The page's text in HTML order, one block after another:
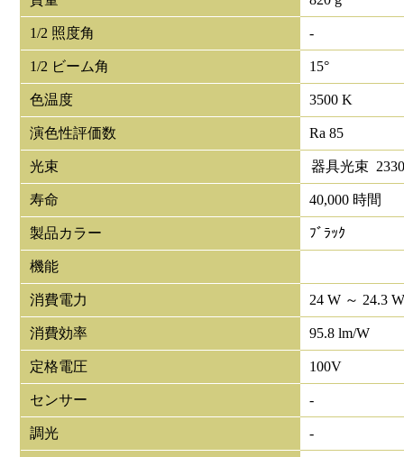
1/2 照度角 -
1/2 ビーム角 15°
色温度 3500 K
演色性評価数 Ra 85
光束 器具光束
寿命 40,000 時間
製品カラー ﾌﾞﾗｯｸ
機能
消費電力 24 W ～ 24.3
消費効率 95.8 lm/W
定格電圧 100V
センサー -
調光 -